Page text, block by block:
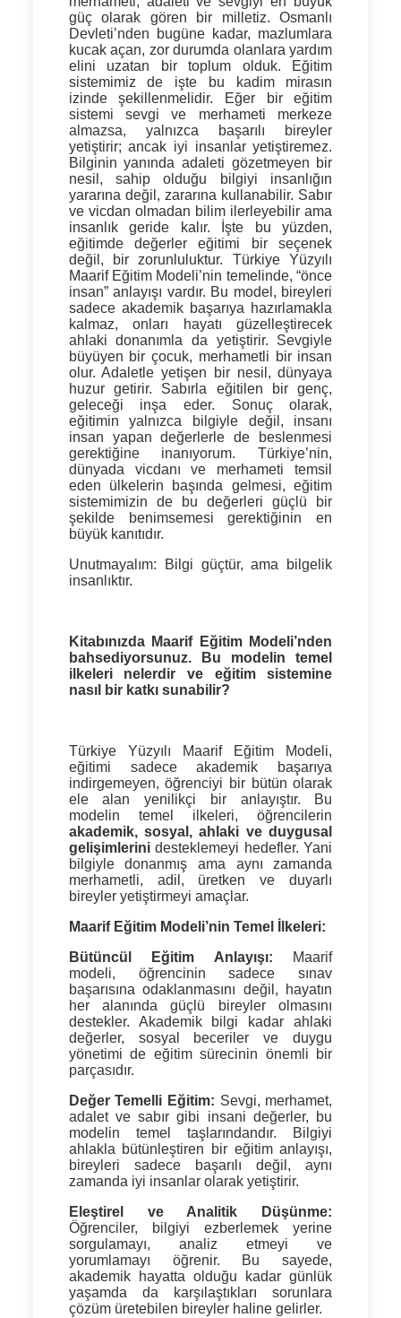
güç olarak gören bir milletiz. Osmanlı
Devleti’nden bugüne kadar, mazlumlara
kucak açan, zor durumda olanlara yardım
elini uzatan bir toplum olduk. Eğitim
sistemimiz de işte bu kadim mirasın
izinde şekillenmelidir. Eğer bir eğitim
sistemi sevgi ve merhameti merkeze
almazsa, yalnızca başarılı bireyler
yetiştirir; ancak iyi insanlar yetiştiremez.
Bilginin yanında adaleti gözetmeyen bir
nesil, sahip olduğu bilgiyi insanlığın
yararına değil, zararına kullanabilir. Sabır
ve vicdan olmadan bilim ilerleyebilir ama
insanlık geride kalır. İşte bu yüzden,
eğitimde değerler eğitimi bir seçenek
değil, bir zorunluluktur. Türkiye Yüzyılı
Maarif Eğitim Modeli’nin temelinde,“önce
insan”anlayışı vardır. Bu model, bireyleri
sadece akademik başarıya hazırlamakla
kalmaz, onları hayatı güzelleştirecek
ahlaki donanımla da yetiştirir. Sevgiyle
büyüyen bir çocuk, merhametli bir insan
olur. Adaletle yetişen bir nesil, dünyaya
huzur getirir. Sabırla eğitilen bir genç,
geleceği inşa eder. Sonuç olarak,
eğitimin yalnızca bilgiyle değil, insanı
insan yapan değerlerle de beslenmesi
gerektiğine inanıyorum. Türkiye’nin,
dünyada vicdanı ve merhameti temsil
eden ülkelerin başında gelmesi, eğitim
sistemimizin de bu değerleri güçlü bir
şekilde benimsemesi gerektiğinin en
büyük kanıtıdır.
Unutmayalım:
Bilgi güçtür, ama bilgelik
insanlıktır.
Kitabınızda Maarif Eğitim Modeli’nden
bahsediyorsunuz. Bu modelin temel
ilkeleri nelerdir ve eğitim sistemine
nasıl bir katkı sunabilir?
Türkiye Yüzyılı Maarif Eğitim Modeli,
eğitimi sadece akademik başarıya
indirgemeyen, öğrenciyi bir bütün olarak
ele alan yenilikçi bir anlayıştır. Bu
modelin temel ilkeleri, öğrencilerin
akademik, sosyal, ahlaki ve duygusal
gelişimlerinidesteklemeyi hedefler. Yani
bilgiyle donanmış ama aynı zamanda
merhametli, adil, üretken ve duyarlı
bireyler yetiştirmeyi amaçlar.
Maarif Eğitim Modeli’nin Temel İlkeleri:
Bütüncül Eğitim Anlayışı: Maarif
modeli, öğrencinin sadece sınav
başarısına odaklanmasını değil, hayatın
her alanında güçlü bireyler olmasını
destekler. Akademik bilgi kadar ahlaki
değerler, sosyal beceriler ve duygu
yönetimi de eğitim sürecinin önemli bir
parçasıdır.
Değer Temelli Eğitim: Sevgi, merhamet,
adalet ve sabır gibi insani değerler, bu
modelin temel taşlarındandır. Bilgiyi
ahlakla bütünleştiren bir eğitim anlayışı,
bireyleri sadece başarılı değil, aynı
zamanda iyi insanlar olarak yetiştirir.
Eleştirel ve Analitik Düşünme:
Öğrenciler, bilgiyi ezberlemek yerine
sorgulamayı, analiz etmeyi ve
yorumlamayı öğrenir. Bu sayede,
akademik hayatta olduğu kadar günlük
yaşamda da karşılaştıkları sorunlara
çözüm üretebilen bireyler haline gelirler.